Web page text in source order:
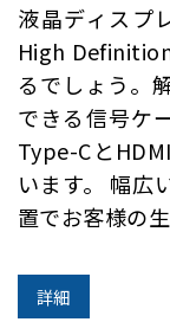
液晶ディスプ
High
るでしょう。
できる信号ケ
Type-Cと
います。 幅広
置でお客様の
詳細